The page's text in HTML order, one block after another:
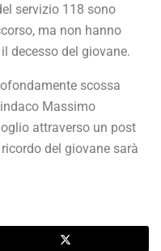
servizio 118 sono
ma non hanno
decesso del giovane.
scossa
Massimo
attraverso un post
del giovane sarà